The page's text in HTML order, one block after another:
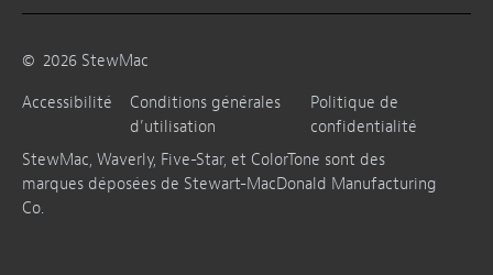
© 2026 StewMac
Accessibilité
Conditions générales
d’utilisation
Politique de
confidentialité
StewMac, Waverly, Five-Star, et ColorTone sont des
marques déposées de Stewart-MacDonald Manufacturing
Co.